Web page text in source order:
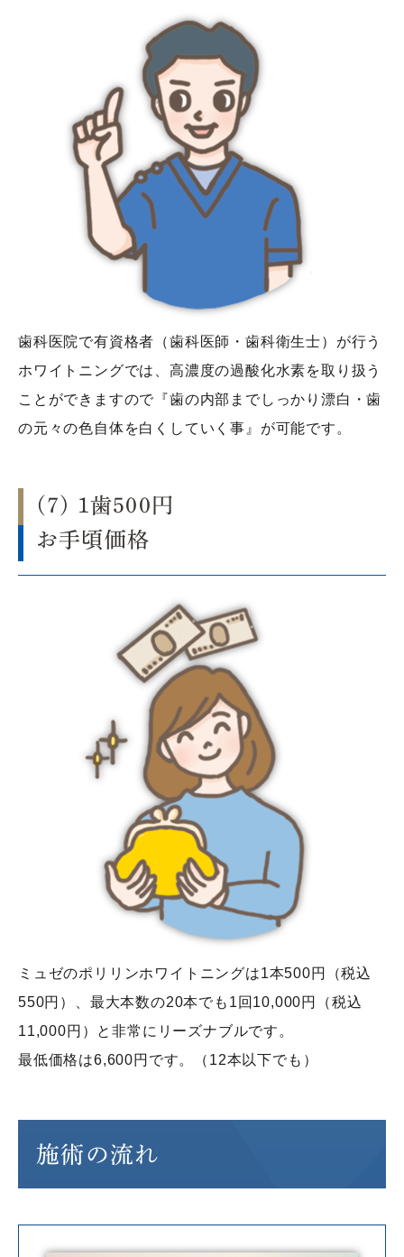
歯科医院で有資格者（歯科医師・歯科衛生士）が行う
ホワイトニングでは、高濃度の過酸化水素を取り扱う
ことができますので『歯の内部までしっかり漂白・歯
の元々の色自体を白くしていく事』が可能です。
(7) 1歯500円
お手頃価格
ミュゼのポリリンホワイトニングは1本500円（税込
550円）、最大本数の20本でも1回10,000円（税込
11,000円）と非常にリーズナブルです。
最低価格は6,600円です。（12本以下でも）
施術の流れ